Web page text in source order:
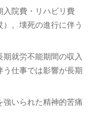
入院費・リハビリ費
。壊死の進行に伴う
期就労不能期間の収入
仕事では影響が長期
強いられた精神的苦痛